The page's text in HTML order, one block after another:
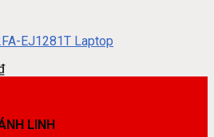
EJ1281T Laptop
LINH